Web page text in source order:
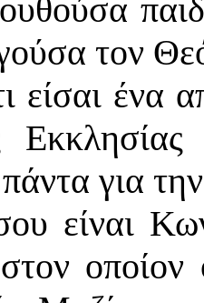
τον
είσαι ένα
για
είναι
οποίον